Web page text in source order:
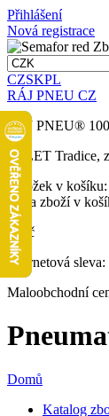
Přihlášení
Nová registrace
CZSKPL
RÁJ PNEU CZ
RÁJ PNEU®
32 LET Tradice,
Položek v košíku:
Cena zboží v
0 Kč
Internetová sleva:
Maloobchodní
Domů
Katalog